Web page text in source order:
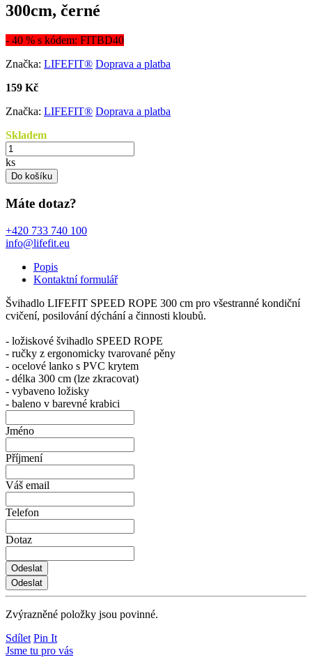
300cm, černé
- 40 % s kódem: FITBD40
Značka: LIFEFIT® Doprava a platba
159 Kč
Značka: LIFEFIT® Doprava a platba
Skladem
ks
Do košíku
Máte dotaz?
+420 733 740 100
info@lifefit.eu
Popis
Kontaktní formulář
Švihadlo LIFEFIT SPEED ROPE 300 cm pro všestranné kondiční
cvičení, posilování dýchání a činnosti kloubů.
- ložiskové švihadlo SPEED ROPE
- ručky z ergonomicky tvarované pěny
- ocelové lanko s PVC krytem
- délka 300 cm (lze zkracovat)
- vybaveno ložisky
- baleno v barevné krabici
Jméno
Příjmení
Váš email
Telefon
Dotaz
Zvýrazněné položky jsou povinné.
Sdílet Pin It
Jsme tu pro vás